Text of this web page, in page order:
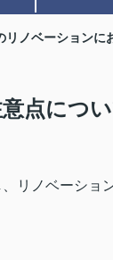
リノベーションに
点につ
リノベーショ